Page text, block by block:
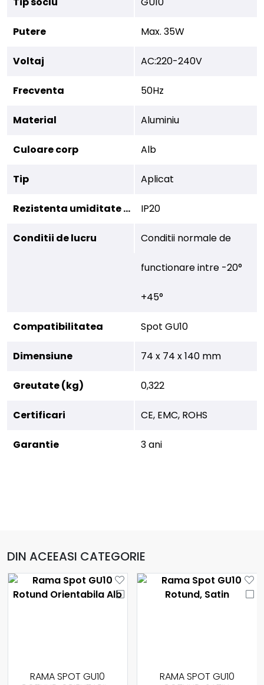
Putere Max. 35W
Voltaj AC:220-240V
Frecventa 50Hz
Material Aluminiu
Culoare corp Alb
Tip Aplicat
Rezistenta umiditate (IP) IP20
Conditii de lucru Conditii normale de
functionare intre -20°
+45°
Compatibilitatea Spot GU10
Dimensiune 74 x 74 x 140 mm
Greutate (kg) 0,322
Certificari CE, EMC, ROHS
Garantie 3 ani
DIN ACEEASI CATEGORIE
RAMA SPOT GU10
RAMA SPOT GU10